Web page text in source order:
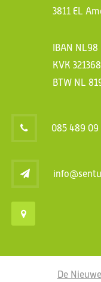
3811 EL
IBAN NL98
KVK
BTW NL
085 489 09
De